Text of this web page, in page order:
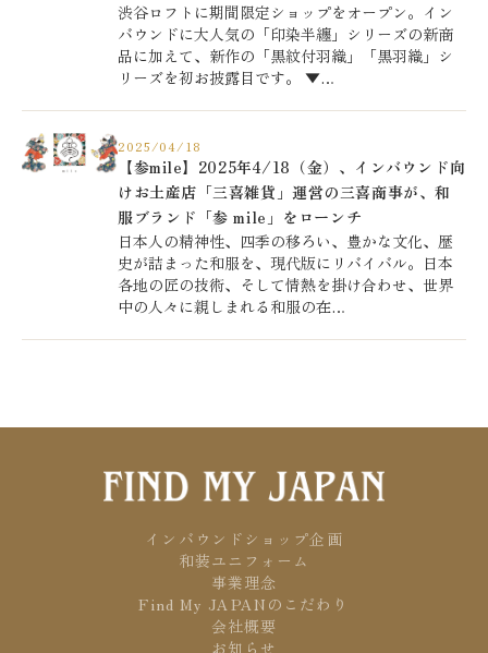
渋谷ロフトに期間限定ショップをオープン。イン
バウンドに大人気の「印染半纏」シリーズの新商
品に加えて、新作の「黒紋付羽織」「黒羽織」シ
リーズを初お披露目です。 ▼…
2025/04/18
【参mile】2025年4/18（金）、インバウンド向
けお土産店「三喜雑貨」運営の三喜商事が、和
服ブランド「参 mile」をローンチ
日本人の精神性、四季の移ろい、豊かな文化、歴
史が詰まった和服を、現代版にリバイバル。日本
各地の匠の技術、そして情熱を掛け合わせ、世界
中の人々に親しまれる和服の在…
インバウンドショップ企画
和装ユニフォーム
事業理念
Find My JAPANのこだわり
会社概要
お知らせ